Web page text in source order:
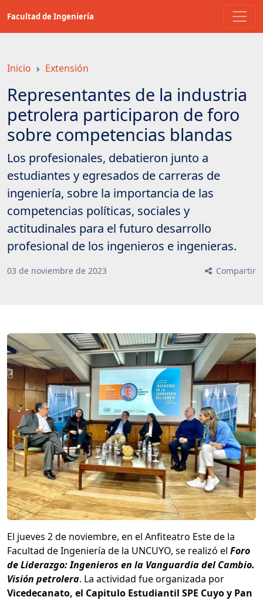
contenido
Facultad de Ingeniería
Inicio Extensión
Representantes de la industria
petrolera participaron de foro
sobre competencias blandas
Los profesionales, debatieron junto a
estudiantes y egresados de carreras de
ingeniería, sobre la importancia de las
competencias políticas, sociales y
actitudinales para el futuro desarrollo
profesional de los ingenieros e ingenieras.
03 de noviembre de 2023 Compartir
El jueves 2 de noviembre, en el Anfiteatro Este de la
Facultad de Ingeniería de la UNCUYO, se realizó el Foro
de Liderazgo: Ingenieros en la Vanguardia del Cambio.
Visión petrolera. La actividad fue organizada por
Vicedecanato, el Capitulo Estudiantil SPE Cuyo y Pan